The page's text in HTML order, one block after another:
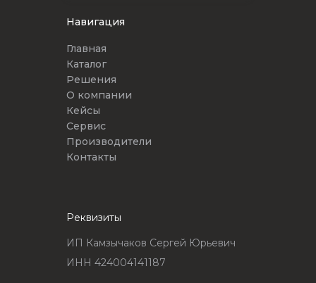
ИП Камзычаков Сергей Юрьевич
ИНН 424004141187
Реквизиты
Главная
Каталог
Решения
О компании
Кейсы
Сервис
Производители
Контакты
Навигация